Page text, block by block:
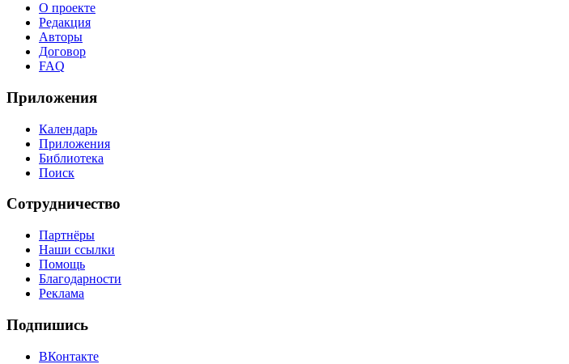
О проекте
Редакция
Авторы
Договор
FAQ
Приложения
Календарь
Приложения
Библиотека
Поиск
Сотрудничество
Партнёры
Наши ссылки
Помощь
Благодарности
Реклама
Подпишись
ВКонтакте